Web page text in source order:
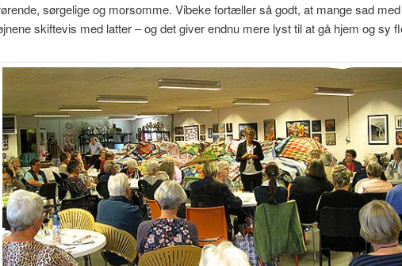
sørgelige og morsomme. Vibeke fortæller så godt, at mange sad
skiftevis med latter – og det giver endnu mere lyst til at gå hjem og sy